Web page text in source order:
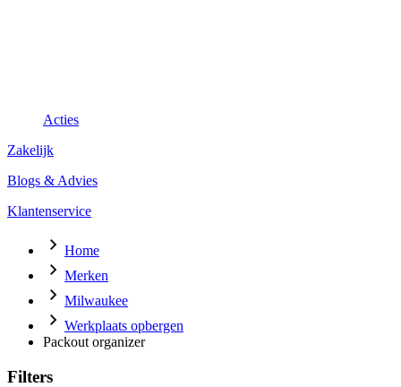
Acties
Zakelijk
Blogs & Advies
Klantenservice
Home
Merken
Milwaukee
Werkplaats opbergen
Packout organizer
Filters